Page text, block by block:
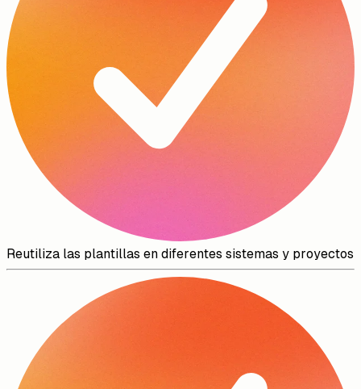
Reutiliza las plantillas en diferentes sistemas y proyectos